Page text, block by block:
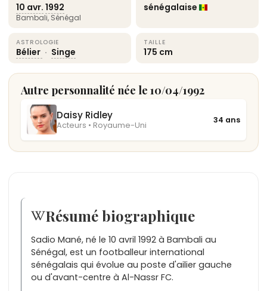
10 avr. 1992
Bambali, Sénégal
sénégalaise
ASTROLOGIE
Bélier · Singe
TAILLE
175 cm
Autre personnalité née le 10/04/1992
Daisy Ridley
Acteurs • Royaume-Uni
34 ans
Résumé biographique
Sadio Mané, né le 10 avril 1992 à Bambali au
Sénégal, est un footballeur international
sénégalais qui évolue au poste d'ailier gauche
ou d'avant-centre à Al-Nassr FC.